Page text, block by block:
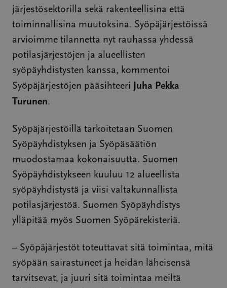
järjestösektorilla sekä rakenteellisina että
toiminnallisina muutoksina. Syöpäjärjestöissä
arvioimme tilannetta nyt rauhassa yhdessä
potilasjärjestöjen ja alueellisten
syöpäyhdistysten kanssa, kommentoi
Syöpäjärjestöjen pääsihteeri Juha Pekka
Turunen.
Syöpäjärjestöillä tarkoitetaan Suomen
Syöpäyhdistyksen ja Syöpäsäätiön
muodostamaa kokonaisuutta. Suomen
Syöpäyhdistykseen kuuluu 12 alueellista
syöpäyhdistystä ja viisi valtakunnallista
potilasjärjestöä. Suomen Syöpäyhdistys
ylläpitää myös Suomen Syöpärekisteriä.
– Syöpäjärjestöt toteuttavat sitä toimintaa, mitä
syöpään sairastuneet ja heidän läheisensä
tarvitsevat, ja juuri sitä toimintaa meiltä